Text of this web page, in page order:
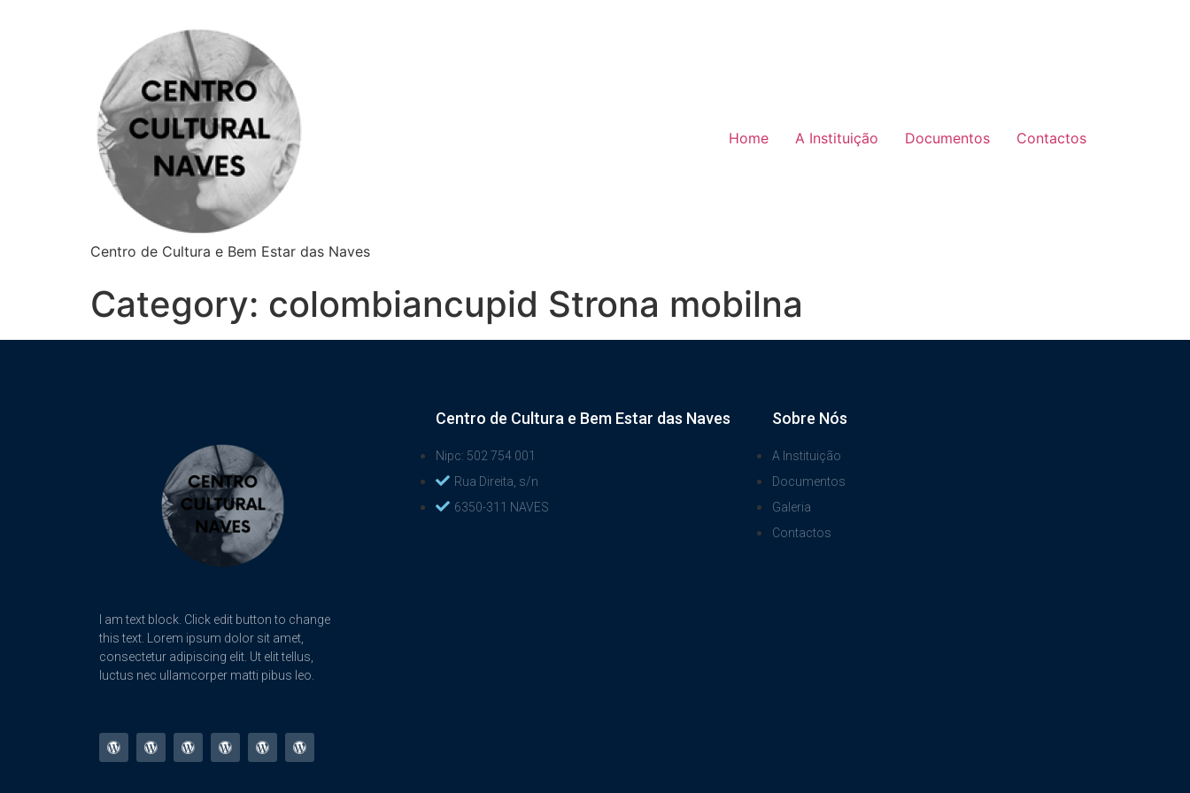
Centro de Cultura e Bem Estar das Naves
Home A Instituição Documentos Contactos
Category: colombiancupid Strona mobilna
I am text block. Click edit button to change
this text. Lorem ipsum dolor sit amet,
consectetur adipiscing elit. Ut elit tellus,
luctus nec ullamcorper matti pibus leo.
Centro de Cultura e Bem Estar das Naves
Nipc: 502 754 001
Rua Direita, s/n
6350-311 NAVES
Sobre Nós
A Instituição
Documentos
Galeria
Contactos